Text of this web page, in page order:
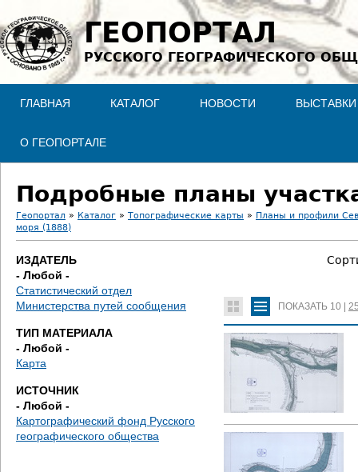
Jump to navigation
ГЕОПОРТАЛ
РУССКОГО ГЕОГРАФИЧЕСКОГО
ГЛАВНАЯ КАТАЛОГ НОВОСТИ ВЫСТАВКИ
О ГЕОПОРТАЛЕ
Подробные планы
В
ы
з
д
е
с
ь
Геопортал » Каталог » Топографические карты » Планы и профили
моря (1888)
ИЗДАТЕЛЬ
- Любой -
Статистический отдел
Министерства путей сообщения
ТИП МАТЕРИАЛА
- Любой -
Карта
ИСТОЧНИК
- Любой -
Картографический фонд Русского
географического общества
ПОКАЗАТЬ 10